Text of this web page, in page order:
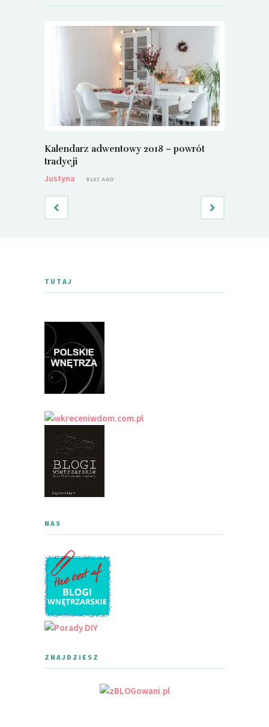
Kalendarz adwentowy 2018 – powrót
tradycji
Justyna
8 LAT AGO
TUTAJ
NAS
ZNAJDZIESZ